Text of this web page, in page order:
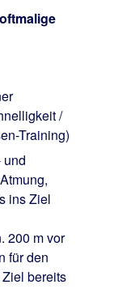
/
Training)
und
ins Ziel
200 m vor
für den
bereits